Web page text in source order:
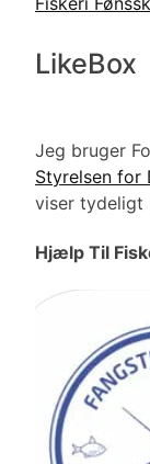
LikeBox
Jeg bruger
Styrelsen for
viser tydeligt
Hjælp Til